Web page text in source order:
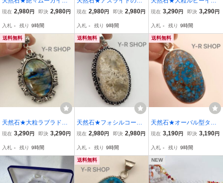
のアンティーク調ペンダ
メンズネックレスシルバ
ー925刻印エスニックア
ジアン雑貨新品宝石Y-R
現在 2,980円 即決 2,980円
入札 - 残り 9時間
ンティーク調ペンダント
ズネックレスシルバーア
クセサリーエスニックア
ジアン雑貨新品Y-R
現在 2,980円 即決 2,980円
入札 - 残り 9時間
ゾイサイトのアンティー
レディースメンズネック
レスシルバーアクセサリ
ーエスニック新品宝石
現在 3,290円 即決 3,290円
入札 - 残り 9時間
送料無料
天然石★大粒ラブラドラ
イトのアンティーク調ペ
ースメンズネックレスシ
ルバーアクセサリーエス
ニック新品宝石Y-R
現在 3,290円 即決 3,290円
入札 - 残り 9時間
送料無料
天然石★フォシルコーラ
ルのアンティーク調ペン
スメンズネックレスシル
バーアクセサリーエスニ
ック新品宝石Y-R卸売
現在 2,980円 即決 2,980円
入札 - 残り 9時間
送料無料
天然石★オーバル型ター
コイズのアンティーク調
ィースメンズネックレス
シルバー925刻印エスニ
ック新品宝石Y-RSHOP
現在 3,190円 即決 3,190円
入札 - 残り 9時間
送料無料 NEW